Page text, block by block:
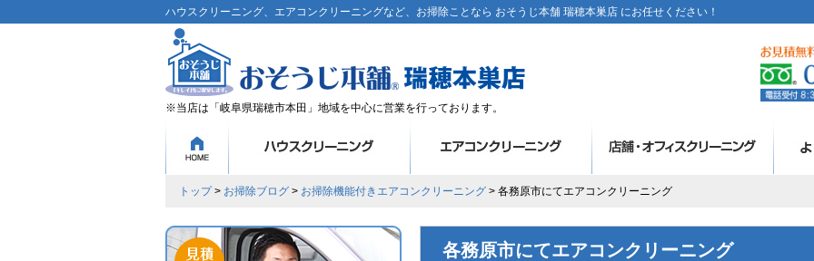
ハウスクリーニング、エアコンクリーニングなど、お掃除ことなら おそうじ本舗 瑞穂本巣店 にお任せください！
※当店は「岐阜県瑞穂市本田」地域を中心に営業を行っております。
トップ> お掃除ブログ > お掃除機能付きエアコンクリーニング > 各務原市にてエアコンクリーニング
各務原市にてエアコンクリーニング